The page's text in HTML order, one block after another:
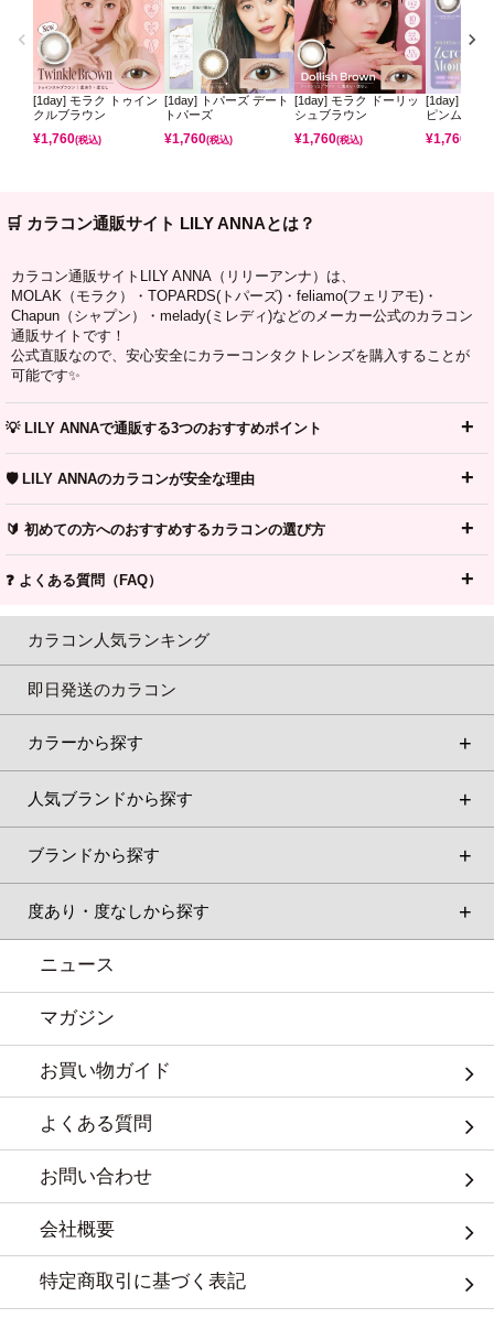
[1day] モラク トゥイン
クルブラウン
¥1,760(税込)
[1day] トパーズ デート
トパーズ
¥1,760(税込)
[1day] モラク ドーリッ
シュブラウン
¥1,760(税込)
[1day] ミレ
ピンムーン
¥1,760
🛒 カラコン通販サイト LILY ANNAとは？
カラコン通販サイトLILY ANNA（リリーアンナ）は、
MOLAK（モラク）・TOPARDS(トパーズ)・feliamo(フェリアモ)・
Chapun（シャプン）・melady(ミレディ)などのメーカー公式のカラコン
通販サイトです！
公式直販なので、安心安全にカラーコンタクトレンズを購入することが
可能です✨
💡 LILY ANNAで通販する3つのおすすめポイント
🛡️ LILY ANNAのカラコンが安全な理由
🔰 初めての方へのおすすめするカラコンの選び方
❓ よくある質問（FAQ）
カラコン人気ランキング
即日発送のカラコン
カラーから探す
人気ブランドから探す
ブランドから探す
度あり・度なしから探す
ニュース
マガジン
お買い物ガイド
よくある質問
お問い合わせ
会社概要
特定商取引に基づく表記